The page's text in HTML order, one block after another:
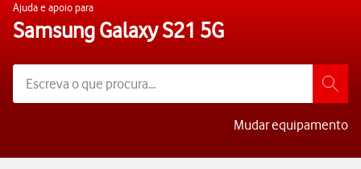
Ajuda e apoio para
Samsung Galaxy S21 5G
Mudar equipamento